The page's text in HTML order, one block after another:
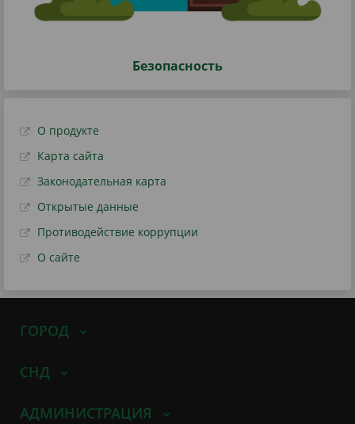
Безопасность
О продукте
Карта сайта
Законодательная карта
Открытые данные
Противодействие коррупции
О сайте
ГОРОД
СНД
АДМИНИСТРАЦИЯ